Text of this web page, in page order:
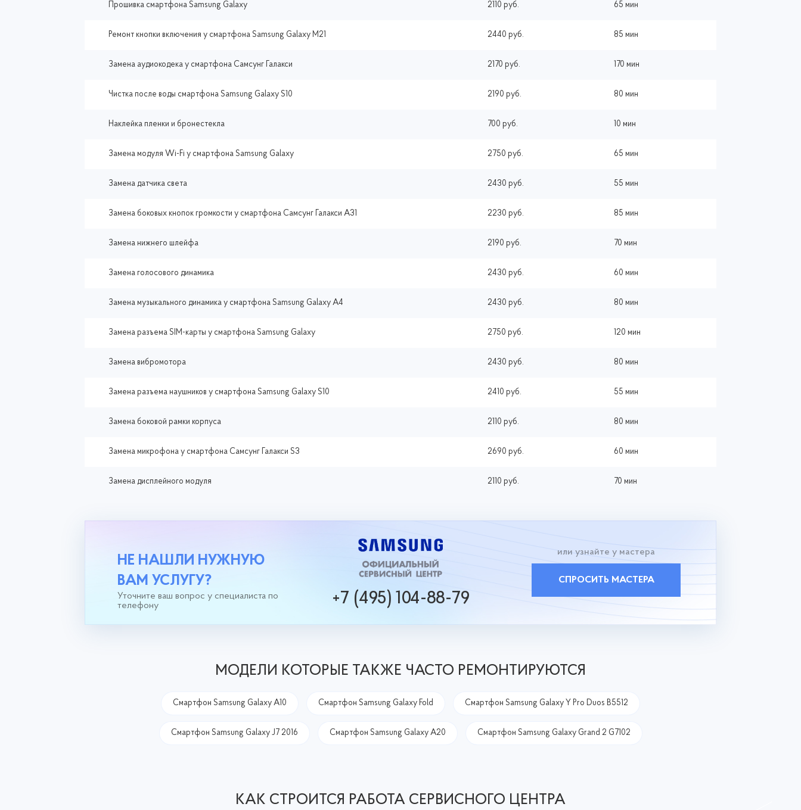
Прошивка смартфона Samsung Galaxy 2110 руб. 65 мин
Ремонт кнопки включения у смартфона Samsung Galaxy M21 2440 руб. 85 мин
Замена аудиокодека у смартфона Самсунг Галакси 2170 руб. 170 мин
Чистка после воды смартфона Samsung Galaxy S10 2190 руб. 80 мин
Наклейка пленки и бронестекла 700 руб. 10 мин
Замена модуля Wi-Fi у смартфона Samsung Galaxy 2750 руб. 65 мин
Замена датчика света 2430 руб. 55 мин
Замена боковых кнопок громкости у смартфона Самсунг Галакси A31 2230 руб. 85 мин
Замена нижнего шлейфа 2190 руб. 70 мин
Замена голосового динамика 2430 руб. 60 мин
Замена музыкального динамика у смартфона Samsung Galaxy A4 2430 руб. 80 мин
Замена разъема SIM-карты у смартфона Samsung Galaxy 2750 руб. 120 мин
Замена вибромотора 2430 руб. 80 мин
Замена разъема наушников у смартфона Samsung Galaxy S10 2410 руб. 55 мин
Замена боковой рамки корпуса 2110 руб. 80 мин
Замена микрофона у смартфона Самсунг Галакси S3 2690 руб. 60 мин
Замена дисплейного модуля 2110 руб. 70 мин
НЕ НАШЛИ НУЖНУЮ
ВАМ УСЛУГУ?
Уточните ваш вопрос у специалиста по
телефону
+7 (495) 104-88-79
или узнайте у мастера
СПРОСИТЬ МАСТЕРА
МОДЕЛИ КОТОРЫЕ ТАКЖЕ ЧАСТО РЕМОНТИРУЮТСЯ
Смартфон Samsung Galaxy A10 Смартфон Samsung Galaxy Fold Смартфон Samsung Galaxy Y Pro Duos B5512
Смартфон Samsung Galaxy J7 2016 Смартфон Samsung Galaxy A20 Смартфон Samsung Galaxy Grand 2 G7102
КАК СТРОИТСЯ РАБОТА СЕРВИСНОГО ЦЕНТРА